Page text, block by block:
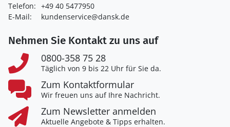
Telefon: +49 40 5477950
E-Mail:
kundenservice@dansk.de
Nehmen Sie Kontakt zu uns auf
0800-358 75 28
Täglich von 9 bis 22 Uhr für Sie da.
Zum Kontaktformular
Wir freuen uns auf Ihre Nachricht.
Zum Newsletter anmelden
Aktuelle Angebote & Tipps erhalten.